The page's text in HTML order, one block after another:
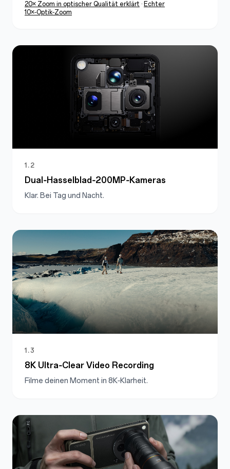
20× Zoom in optischer Qualität erklärt · Echter
10×‑Optik‑Zoom
1.2
Dual‑Hasselblad‑200MP‑Kameras
Klar. Bei Tag und Nacht.
1.3
8K Ultra‑Clear Video Recording
Filme deinen Moment in 8K‑Klarheit.